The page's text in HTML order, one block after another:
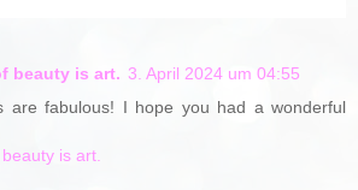
beauty is art. 3. April 2024 um 04:55
are fabulous! I hope you had a wonderful
is art.